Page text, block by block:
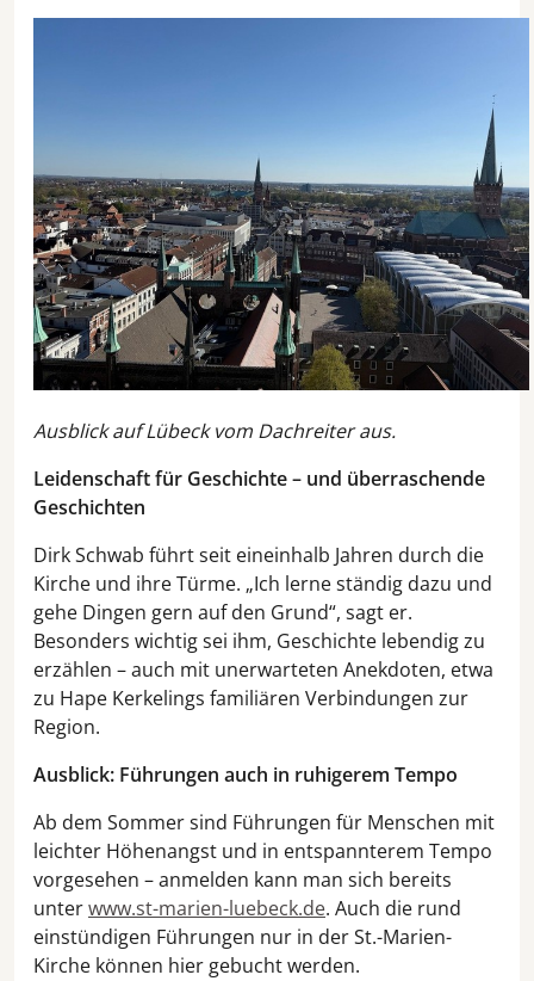
Ausblick auf Lübeck vom Dachreiter aus.
Leidenschaft für Geschichte – und überraschende
Geschichten
Dirk Schwab führt seit eineinhalb Jahren durch die
Kirche und ihre Türme. „Ich lerne ständig dazu und
gehe Dingen gern auf den Grund“, sagt er.
Besonders wichtig sei ihm, Geschichte lebendig zu
erzählen – auch mit unerwarteten Anekdoten, etwa
zu Hape Kerkelings familiären Verbindungen zur
Region.
Ausblick: Führungen auch in ruhigerem Tempo
Ab dem Sommer sind Führungen für Menschen mit
leichter Höhenangst und in entspannterem Tempo
vorgesehen – anmelden kann man sich bereits
unterwww.st-marien-luebeck.de. Auch die rund
einstündigen Führungen nur in der St.-Marien-
Kirche können hier gebucht werden.